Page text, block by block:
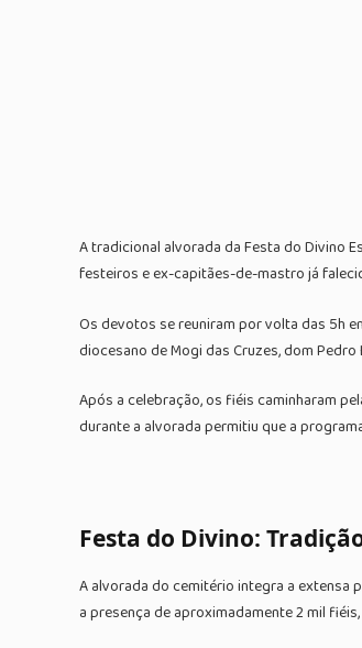
A tradicional alvorada da Festa do Divino
festeiros e ex-capitães-de-mastro já
Os devotos se reuniram por volta das 5h
diocesano de Mogi das Cruzes, dom
Após a celebração, os fiéis caminharam
durante a alvorada permitiu que a
Festa do Divino:
A alvorada do cemitério integra a extensa
a presença de aproximadamente 2 mil